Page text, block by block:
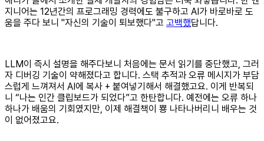
지니어는 12년간의 프로그래밍 경력에도 불구하고 AI가 바로바로 도
움을 주다 보니 "자신의 기술이 퇴보했다"고 고백했답니다.
LLM이 즉시 설명을 해주다보니 처음에는 문서 읽기를 중단했고, 그러
자 디버깅 기술이 약해졌다고 합니다. 스택 추적과 오류 메시지가 부담
스럽게 느껴져서 AI에 복사 + 붙여넣기해서 해결했고요. 이게 반복되
니 “나는 인간 클립보드가 되었다”고 한탄합니다. 예전에는 오류 하나
하나가 배움의 기회였지만, 이제 해결책이 뿅 나타나버리니 배우는 것
이 없어졌고요.